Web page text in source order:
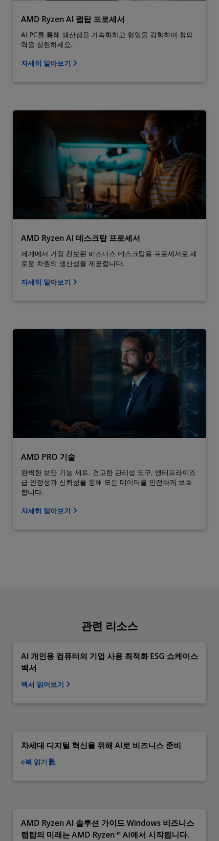
AMD Ryzen AI 랩탑 프로세서
AI PC를 통해 생산성을 가속화하고 협업을 강화하며 창의
력을 실현하세요.
자세히 알아보기
AMD Ryzen AI 데스크탑 프로세서
세계에서 가장 진보된 비즈니스 데스크탑용 프로세서로 새
로운 차원의 생산성을 제공합니다.
자세히 알아보기
AMD PRO 기술
완벽한 보안 기능 세트, 견고한 관리성 도구, 엔터프라이즈
급 안정성과 신뢰성을 통해 모든 데이터를 안전하게 보호
합니다.
자세히 알아보기
관련 리소스
AI 개인용 컴퓨터의 기업 사용 최적화 ESG 쇼케이스
백서
백서 읽어보기
차세대 디지털 혁신을 위해 AI로 비즈니스 준비
e북 읽기
AMD Ryzen AI 솔루션 가이드 Windows 비즈니스
랩탑의 미래는 AMD Ryzen™ AI에서 시작됩니다.